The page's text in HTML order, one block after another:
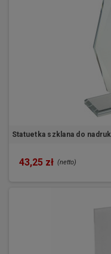
Statuetka szklana do
43,25 zł (netto)